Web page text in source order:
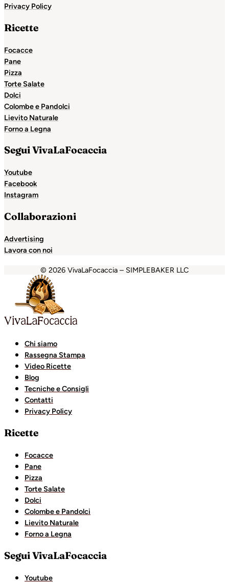
Privacy Policy
Ricette
Focacce
Pane
Pizza
Torte Salate
Dolci
Colombe e Pandolci
Lievito Naturale
Forno a Legna
Segui VivaLaFocaccia
Youtube
Facebook
Instagram
Collaborazioni
Advertising
Lavora con noi
© 2026 VivaLaFocaccia – SIMPLEBAKER LLC
Holiganbet
Chi siamo
Rassegna Stampa
Video Ricette
Blog
Tecniche e Consigli
Contatti
Privacy Policy
Ricette
Focacce
Pane
Pizza
Torte Salate
Dolci
Colombe e Pandolci
Lievito Naturale
Forno a Legna
Segui VivaLaFocaccia
Youtube